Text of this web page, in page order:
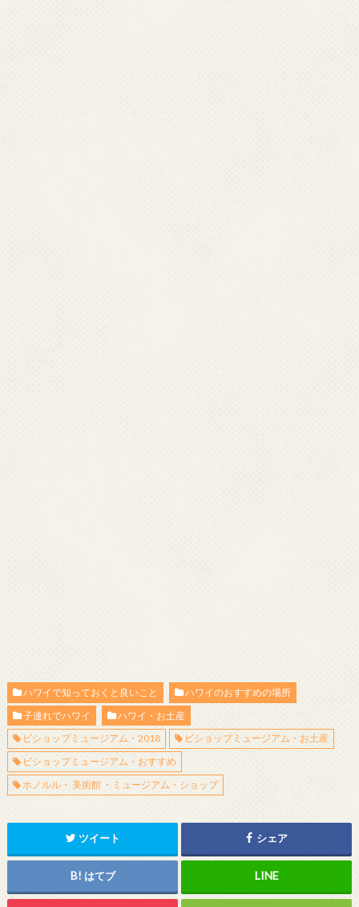
ハワイで知っておくと良いこと
ハワイのおすすめの場所
子連れでハワイ
ハワイ・お土産
ビショップミュージアム・2018
ビショップミュージアム・お土産
ビショップミュージアム・おすすめ
ホノルル・ 美術館 ・ミュージアム・ショップ
ツイート シェア
はてブ